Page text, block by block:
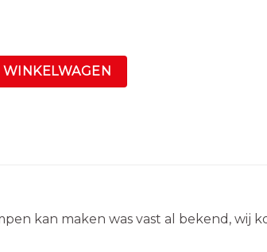
kan maken was vast al bekend, wij